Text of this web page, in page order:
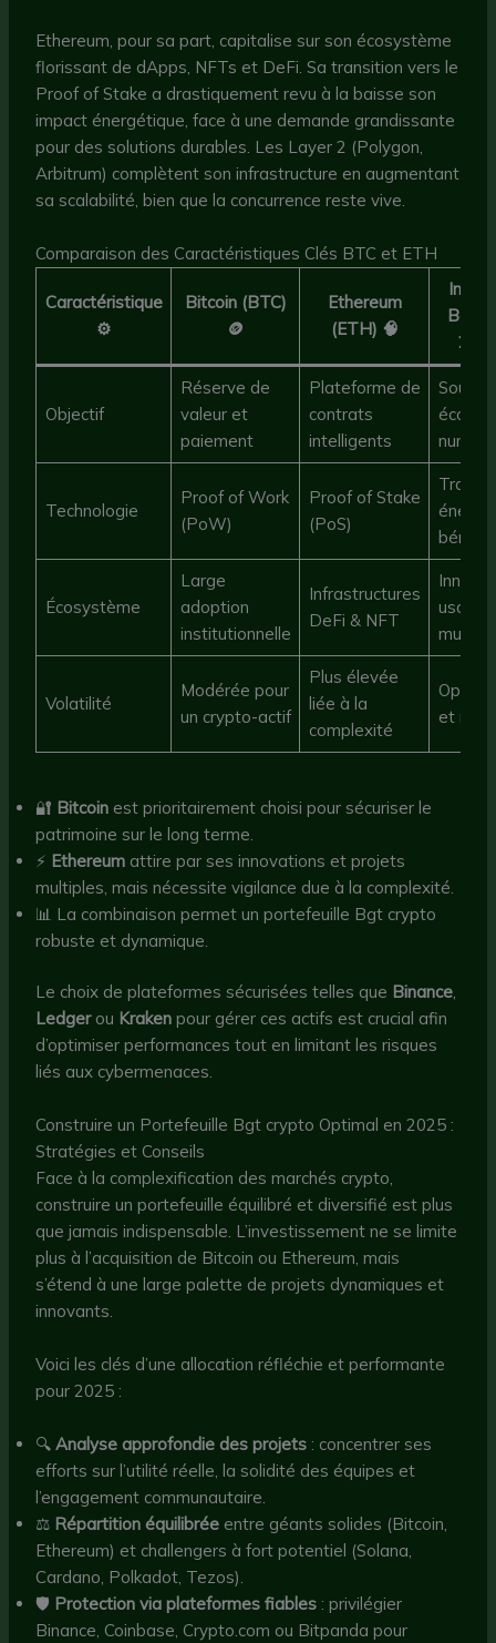
Ethereum, pour sa part, capitalise sur son écosystème
florissant de dApps, NFTs et DeFi. Sa transition vers le
Proof of Stake a drastiquement revu à la baisse son
impact énergétique, face à une demande grandissante
pour des solutions durables. Les Layer 2 (Polygon,
Arbitrum) complètent son infrastructure en augmentant
sa scalabilité, bien que la concurrence reste vive.
Comparaison des Caractéristiques Clés BTC et ETH
Caractéristique
⚙️
Bitcoin (BTC)
🪙
Ethereum
(ETH) 🧠
Bgt
Objectif
Réserve de
valeur et
paiement
Plateforme de
contrats
intelligents
Technologie
Proof of Work
(PoW)
Proof of Stake
(PoS)
Écosystème
Large
adoption
institutionnelle
Infrastructures
DeFi & NFT
usage
Volatilité
Modérée pour
un crypto-actif
Plus élevée
liée à la
complexité
et
🔐 Bitcoin est prioritairement choisi pour sécuriser le
patrimoine sur le long terme.
⚡ Ethereum attire par ses innovations et projets
multiples, mais nécessite vigilance due à la complexité.
📊 La combinaison permet un portefeuille Bgt crypto
robuste et dynamique.
Le choix de plateformes sécurisées telles que Binance,
Ledgerou Kraken pour gérer ces actifs est crucial afin
d’optimiser performances tout en limitant les risques
liés aux cybermenaces.
Construire un Portefeuille Bgt crypto Optimal en 2025 :
Stratégies et Conseils
Face à la complexification des marchés crypto,
construire un portefeuille équilibré et diversifié est plus
que jamais indispensable. L’investissement ne se limite
plus à l’acquisition de Bitcoin ou Ethereum, mais
s’étend à une large palette de projets dynamiques et
innovants.
Voici les clés d’une allocation réfléchie et performante
pour 2025 :
🔍Analyse approfondie des projets : concentrer ses
efforts sur l’utilité réelle, la solidité des équipes et
l’engagement communautaire.
⚖️ Répartition équilibrée entre géants solides (Bitcoin,
Ethereum) et challengers à fort potentiel (Solana,
Cardano, Polkadot, Tezos).
🛡️ Protection via plateformes fiables : privilégier
Binance, Coinbase, Crypto.com ou Bitpanda pour